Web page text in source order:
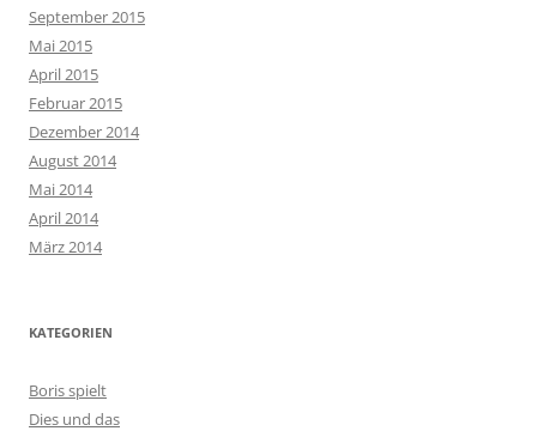
September 2015
Mai 2015
April 2015
Februar 2015
Dezember 2014
August 2014
Mai 2014
April 2014
März 2014
KATEGORIEN
Boris spielt
Dies und das